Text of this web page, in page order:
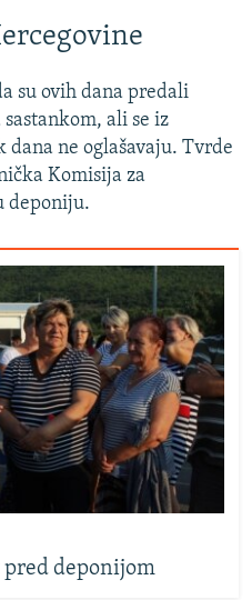
su ovih dana predali
ali se iz
dana ne oglašavaju. Tvrde
Komisija za
deponiju.
pred deponijom